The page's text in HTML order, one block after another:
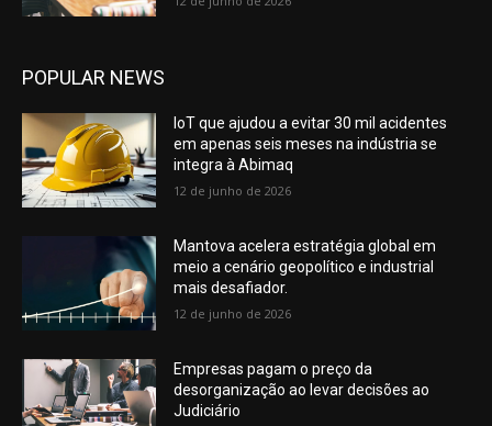
POPULAR NEWS
IoT que ajudou a evitar 30 mil acidentes
em apenas seis meses na indústria se
integra à Abimaq
12 de junho de 2026
Mantova acelera estratégia global em
meio a cenário geopolítico e industrial
mais desafiador.
12 de junho de 2026
Empresas pagam o preço da
desorganização ao levar decisões ao
Judiciário